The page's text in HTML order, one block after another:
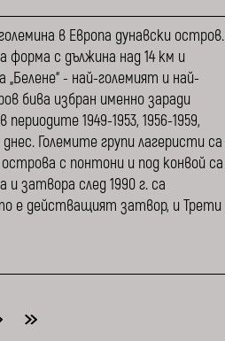
в Европа дунавски остров.
форма с дължина над 14 км и
- най-големият и най-
бива избран именно заради
1949-1953, 1956-1959,
Големите групи лагеристи са
с понтони и под конвой са
затвора след 1990 г. са
е действащият затвор, и Трети